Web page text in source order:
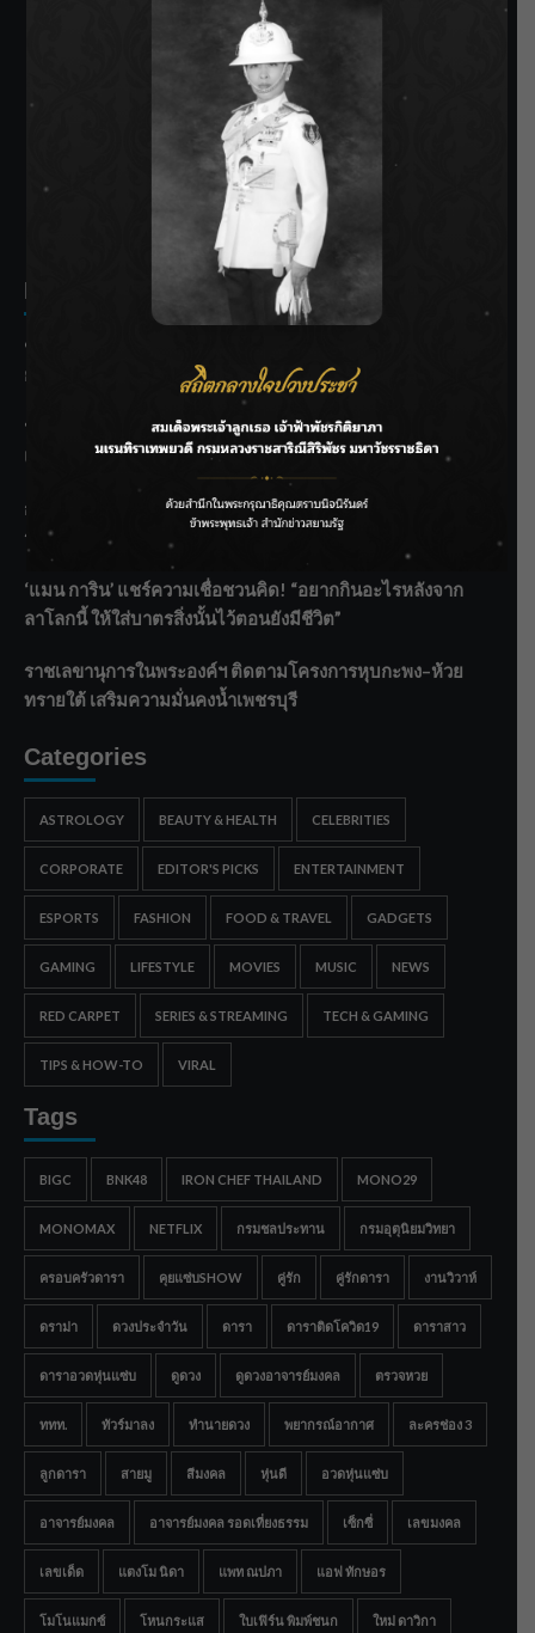
SIAMRATH VARIETY
THE BEST ENTERTAINMENT
Recent Posts
ชลประทานเชียงใหม่เร่งพร่องน้ำแม่น้ำปิง รับมวลน้ำเหนือ ย้ำ
ยังไม่ล้นตลิ่ง
ฟาดลุคใหม่! “แบม พิชญานิน” แดนซ์สับทุกจังหวะ ชวนแฟนๆ
แกะท่า #นอกจอนอกใจ
กรมชลฯ รับฟังประชาชน ติดตามแก้ปัญหาโครงการประตู
ระบายน้ำศรีสองรักฯ
‘แมน การิน’ แชร์ความเชื่อชวนคิด! “อยากกินอะไรหลังจาก
ลาโลกนี้ ให้ใส่บาตรสิ่งนั้นไว้ตอนยังมีชีวิต”
ราชเลขานุการในพระองค์ฯ ติดตามโครงการหุบกะพง–ห้วย
ทรายใต้ เสริมความมั่นคงน้ำเพชรบุรี
Categories
ASTROLOGY BEAUTY & HEALTH CELEBRITIES
CORPORATE EDITOR'S PICKS ENTERTAINMENT
ESPORTS FASHION FOOD & TRAVEL GADGETS
GAMING LIFESTYLE MOVIES MUSIC NEWS
RED CARPET SERIES & STREAMING TECH & GAMING
TIPS & HOW-TO VIRAL
Tags
BIGC BNK48 IRON CHEF THAILAND MONO29
MONOMAX NETFLIX กรมชลประทาน กรมอุตุนิยมวิทยา
ครอบครัวดารา คุยแซ่บSHOW คู่รัก คู่รักดารา งานวิวาห์
ดราม่า ดวงประจำวัน ดารา ดาราติดโควิด19 ดาราสาว
ดาราอวดหุ่นแซ่บ ดูดวง ดูดวงอาจารย์มงคล ตรวจหวย
ททท. ทัวร์มาลง ทำนายดวง พยากรณ์อากาศ ละครช่อง 3
ลูกดารา สายมู สีมงคล หุ่นดี อวดหุ่นแซ่บ
อาจารย์มงคล อาจารย์มงคล รอดเที่ยงธรรม เซ็กซี่ เลขมงคล
เลขเด็ด แตงโม นิดา แพท ณปภา แอฟ ทักษอร
โมโนแมกซ์ โหนกระแส ใบเฟิร์น พิมพ์ชนก ใหม่ ดาวิกา